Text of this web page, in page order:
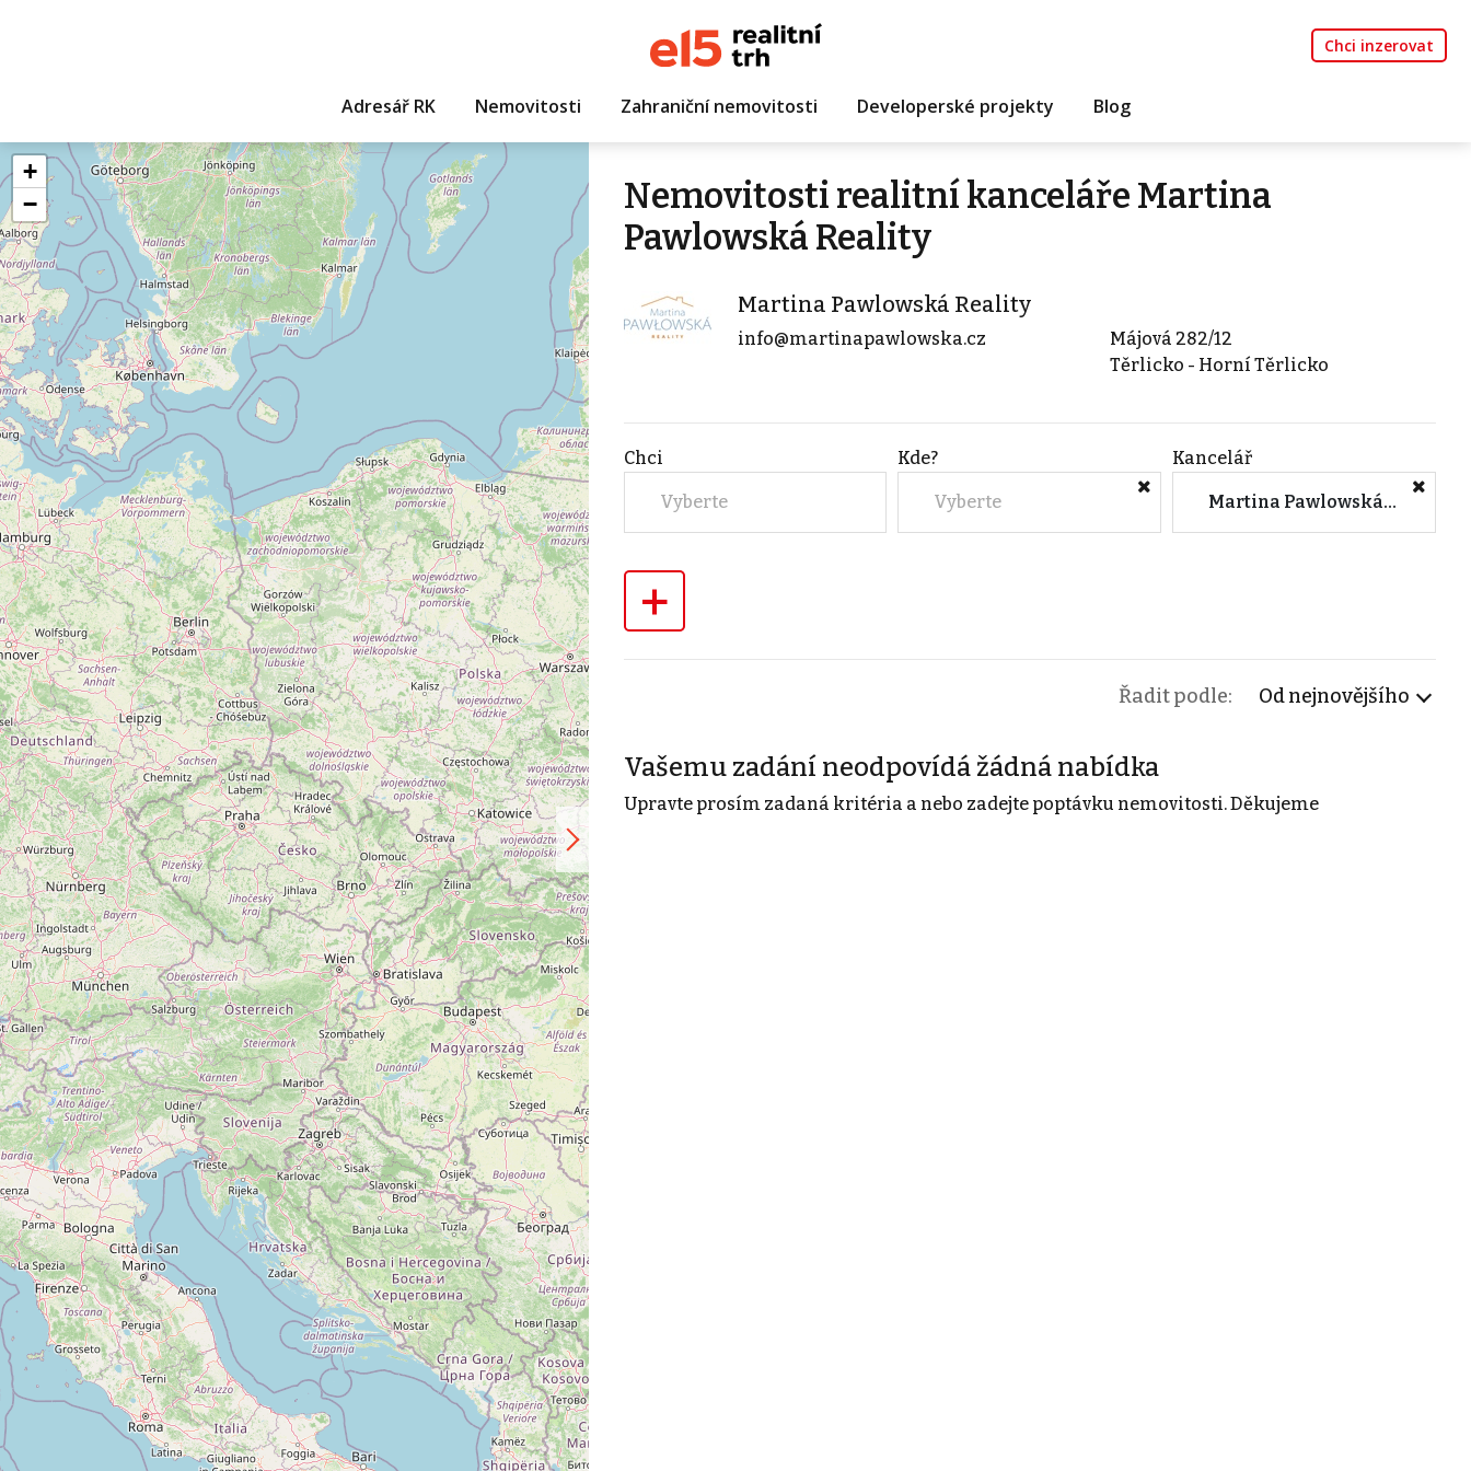
Chci inzerovat
Adresář RK Nemovitosti Zahraniční nemovitosti Developerské projekty Blog
+
−
Nemovitosti realitní kanceláře Martina
Pawlowská Reality
Martina Pawlowská Reality
info@martinapawlowska.cz
Májová 282/12
Těrlicko - Horní Těrlicko
Chci
Vyberte
Kde?
Vyberte
Kancelář
Martina Pawlowská Reality
+
Řadit podle: Od nejnovějšího
Vašemu zadání neodpovídá žádná nabídka
Upravte prosím zadaná kritéria a nebo zadejte poptávku nemovitosti. Děkujeme